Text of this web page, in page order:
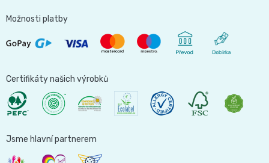
Možnosti platby
Certifikáty našich výrobků
Jsme hlavní partnerem